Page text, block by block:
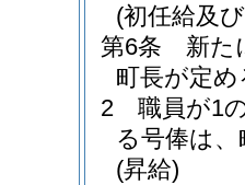
(初任給及
第6条
新た
町長が定
2
職員が1
る号俸は
(昇給)